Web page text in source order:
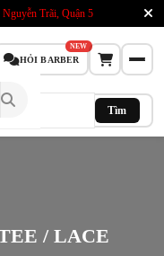
Nguyễn Trãi, Quận 5
HỎI BARBER
NEW
Tìm
/ LACE